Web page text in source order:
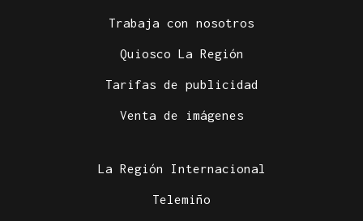
Trabaja con nosotros
Quiosco La Región
Tarifas de publicidad
Venta de imágenes
La Región Internacional
Telemiño